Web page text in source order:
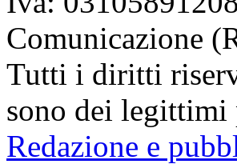
Comunicazione
Tutti i diritti
sono dei legittimi
Redazione e